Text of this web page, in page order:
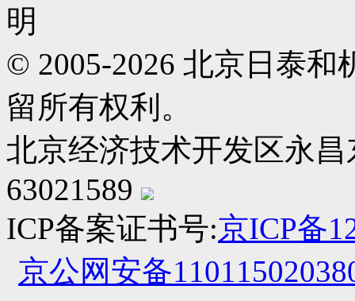
© 2005-2026 北京日泰
留所有权利。
北京经济技术开发区永
63021589
ICP备案证书号:京ICP备
京公网安备